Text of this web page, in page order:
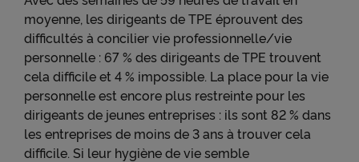
moyenne, les dirigeants de TPE éprouvent des
difficultés à concilier vie professionnelle/vie
personnelle : 67 % des dirigeants de TPE trouvent
cela difficile et 4 % impossible. La place pour la vie
personnelle est encore plus restreinte pour les
dirigeants de jeunes entreprises : ils sont 82 % dans
les entreprises de moins de 3 ans à trouver cela
difficile. Si leur hygiène de vie semble